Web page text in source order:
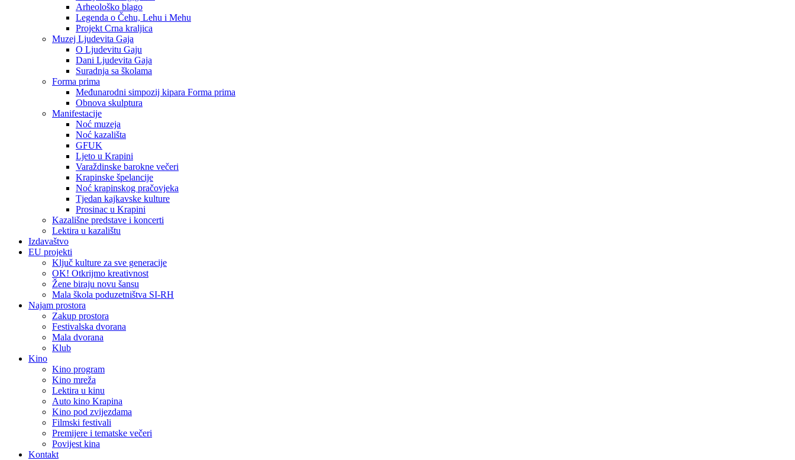
Arheološko blago
Legenda o Čehu, Lehu i Mehu
Projekt Crna kraljica
Muzej Ljudevita Gaja
O Ljudevitu Gaju
Dani Ljudevita Gaja
Suradnja sa školama
Forma prima
Međunarodni simpozij kipara Forma prima
Obnova skulptura
Manifestacije
Noć muzeja
Noć kazališta
GFUK
Ljeto u Krapini
Varaždinske barokne večeri
Krapinske špelancije
Noć krapinskog pračovjeka
Tjedan kajkavske kulture
Prosinac u Krapini
Kazališne predstave i koncerti
Lektira u kazalištu
Izdavaštvo
EU projekti
Ključ kulture za sve generacije
OK! Otkrijmo kreativnost
Žene biraju novu šansu
Mala škola poduzetništva SI-RH
Najam prostora
Zakup prostora
Festivalska dvorana
Mala dvorana
Klub
Kino
Kino program
Kino mreža
Lektira u kinu
Auto kino Krapina
Kino pod zvijezdama
Filmski festivali
Premijere i tematske večeri
Povijest kina
Kontakt